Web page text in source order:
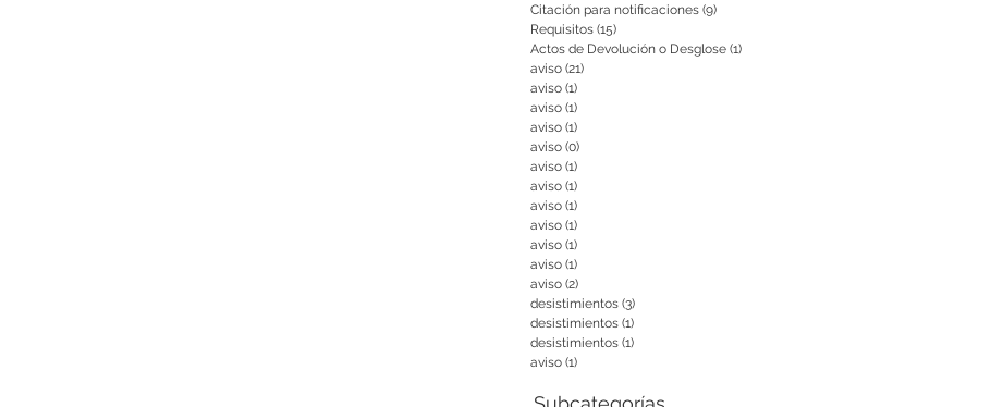
Citación para notificaciones (9)
Requisitos (15)
Actos de Devolución o Desglose (1)
aviso (21)
aviso (1)
aviso (1)
aviso (1)
aviso (0)
aviso (1)
aviso (1)
aviso (1)
aviso (1)
aviso (1)
aviso (1)
aviso (2)
desistimientos (3)
desistimientos (1)
desistimientos (1)
aviso (1)